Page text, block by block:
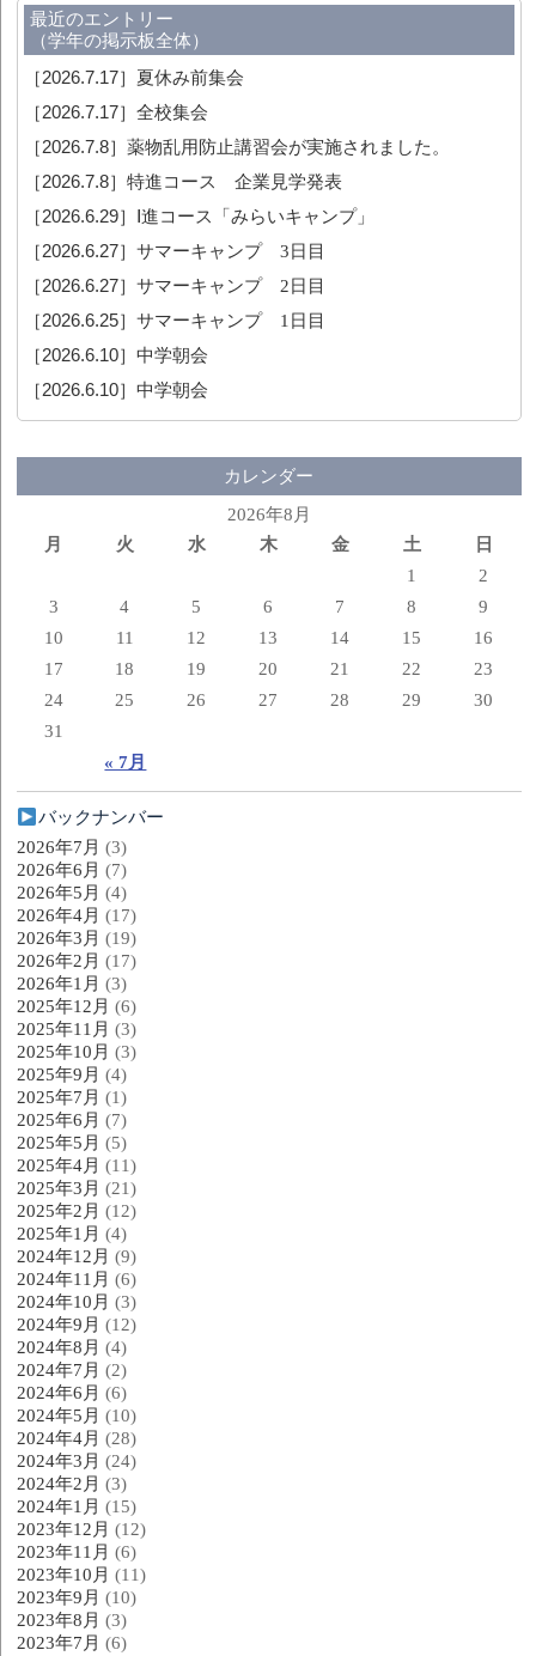
最近のエントリー
（学年の掲示板全体）
［2026.7.17］ 夏休み前集会
［2026.7.17］全校集会
［2026.7.8］薬物乱用防止講習会が実施されました。
［2026.7.8］特進コース 企業見学発表
［2026.6.29］ Ⅰ進コース「みらいキャンプ」
［2026.6.27］サマーキャンプ 3日目
［2026.6.27］サマーキャンプ 2日目
［2026.6.25］サマーキャンプ 1日目
［2026.6.10］中学朝会
［2026.6.10］中学朝会
カレンダー
2026年8月
月
火 水 木 金 土 日
« 7月
1
2
3
4 5 6 7 8
9
10
11 12 13 14 15
16
17
18 19 20 21 22
23
24
25 26 27 28 29
30
31
バックナンバー
2026年7月 (3)
2026年6月 (7)
2026年5月 (4)
2026年4月 (17)
2026年3月 (19)
2026年2月 (17)
2026年1月 (3)
2025年12月 (6)
2025年11月 (3)
2025年10月 (3)
2025年9月 (4)
2025年7月 (1)
2025年6月 (7)
2025年5月 (5)
2025年4月 (11)
2025年3月 (21)
2025年2月 (12)
2025年1月 (4)
2024年12月 (9)
2024年11月 (6)
2024年10月 (3)
2024年9月 (12)
2024年8月 (4)
2024年7月 (2)
2024年6月 (6)
2024年5月 (10)
2024年4月 (28)
2024年3月 (24)
2024年2月 (3)
2024年1月 (15)
2023年12月 (12)
2023年11月 (6)
2023年10月 (11)
2023年9月 (10)
2023年8月 (3)
2023年7月 (6)